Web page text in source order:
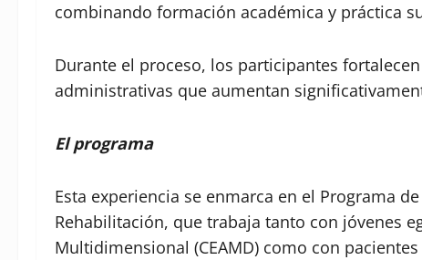
combinando formación académica y práctica
Durante el proceso, los participantes
administrativas que aumentan
El programa
Esta experiencia se enmarca en el Programa
Rehabilitación, que trabaja tanto con jóvenes
Multidimensional (CEAMD) como con